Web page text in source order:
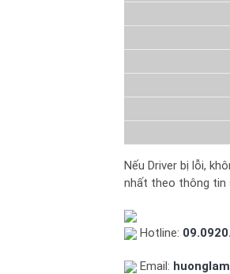
Nếu Driver bị lỗi,
nhất theo thông tin
Hotline:
Email: